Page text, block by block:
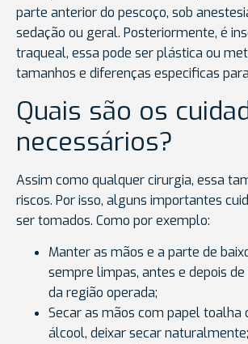
parte anterior do pescoço, sob
sedação ou geral. Posteriormente, é
traqueal, essa pode ser plástica ou
tamanhos e diferenças especificas
Quais são os
necessários?
Assim como qualquer cirurgia, essa
riscos. Por isso, alguns importantes
ser tomados. Como por exemplo:
Manter as mãos e a parte de
sempre limpas, antes e depois
da região operada;
Secar as mãos com papel toalha
álcool, deixar secar naturalmente;